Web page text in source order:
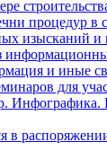
процедур в
изысканий и
и иные
для
в